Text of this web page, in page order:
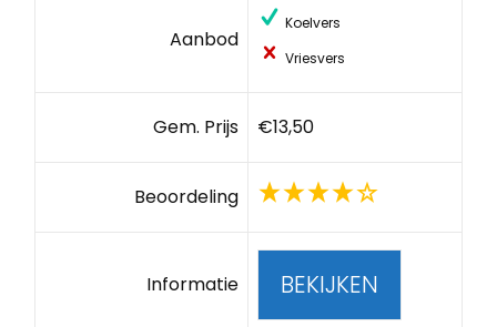
Aanbod
Koelvers
Vriesvers
Gem. Prijs €13,50
Beoordeling
Informatie BEKIJKEN